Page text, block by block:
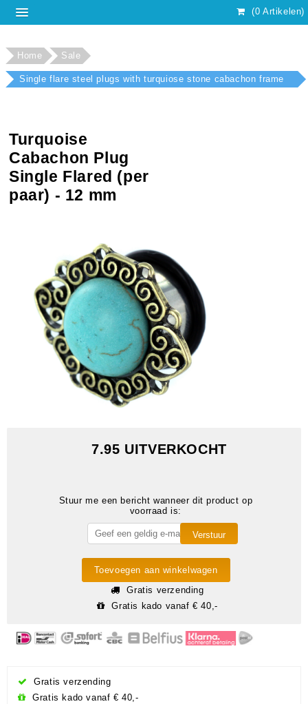
(0 Artikelen)
Home Sale
Single flare steel plugs with turquiose stone cabachon frame
Turquoise
Cabachon Plug
Single Flared (per
paar) - 12 mm
7.95 UITVERKOCHT
Stuur me een bericht wanneer dit product op
voorraad is:
Toevoegen aan winkelwagen
Gratis verzending
Gratis kado vanaf € 40,-
Gratis verzending
Gratis kado vanaf € 40,-